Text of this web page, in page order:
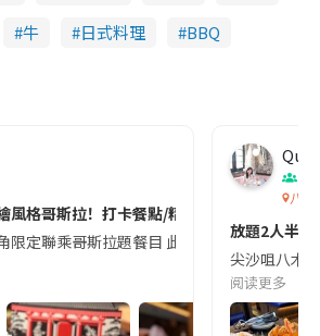
牛 日式料理 BBQ
世繪風格哥斯拉！打卡餐點/精品T
限定聯乘哥斯拉題餐目 此次聯乘以浮世繪
八木
放題2人半價
尖沙咀八木
阅读更多